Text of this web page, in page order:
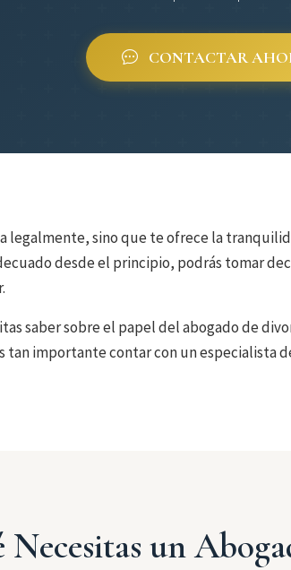
CONTACTAR
legalmente, sino que te ofrece la
desde el principio, podrás tomar
saber sobre el papel del abogado de
tan importante contar con un especialista
Necesitas un